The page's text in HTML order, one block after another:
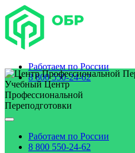
Работаем поРоссии
8 800 550-24-62
Учебный Центр
Профессиональной
Переподготовки
Работаем по России
8 800 550-24-62